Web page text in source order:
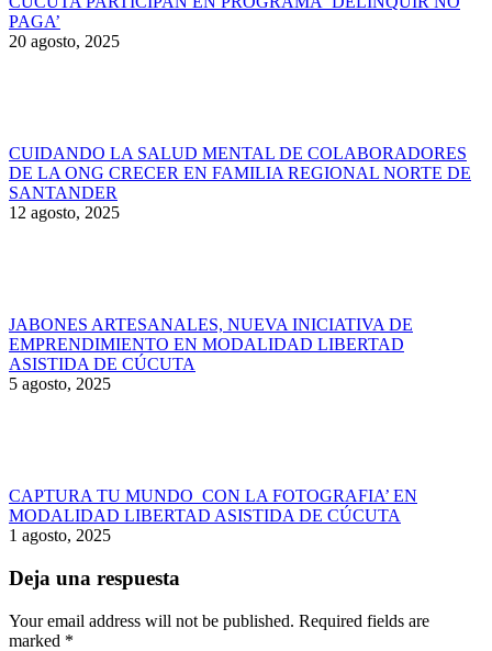
PAGA’
20 agosto, 2025
CUIDANDO LA SALUD MENTAL DE COLABORADORES
DE LA ONG CRECER EN FAMILIA REGIONAL NORTE DE
SANTANDER
12 agosto, 2025
JABONES ARTESANALES, NUEVA INICIATIVA DE
EMPRENDIMIENTO EN MODALIDAD LIBERTAD
ASISTIDA DE CÚCUTA
5 agosto, 2025
CAPTURA TU MUNDO CON LA FOTOGRAFIA’ EN
MODALIDAD LIBERTAD ASISTIDA DE CÚCUTA
1 agosto, 2025
Deja una respuesta
Your email address will not be published. Required fields are
marked *